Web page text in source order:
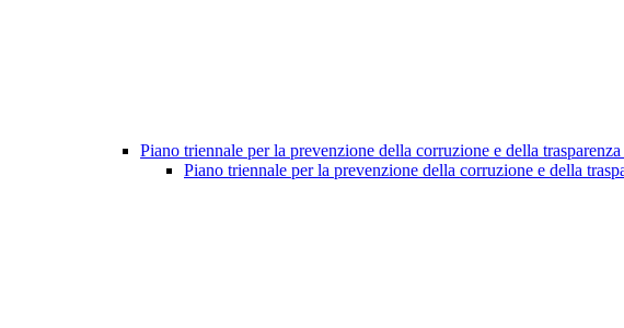
Piano triennale per la prevenzione della corruzione e della trasparenza
Piano triennale per la prevenzione della corruzione e della